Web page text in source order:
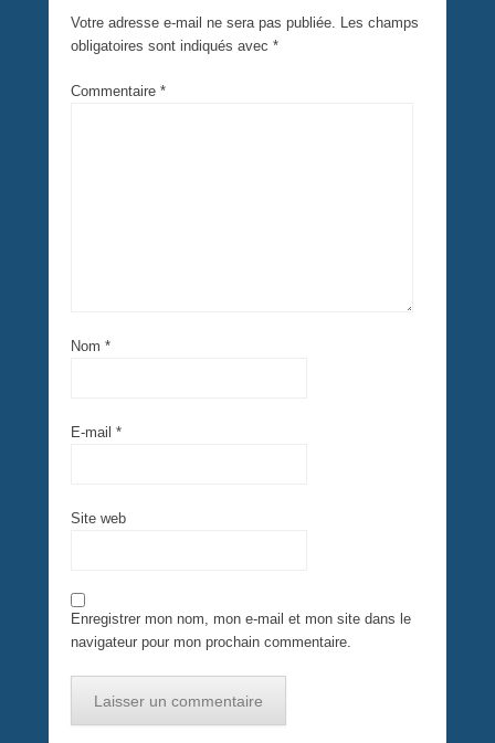
Votre adresse e-mail ne sera pas publiée.
Les champs
obligatoires sont indiqués avec *
Commentaire *
Nom *
E-mail *
Site web
Enregistrer mon nom, mon e-mail et mon site dans le
navigateur pour mon prochain commentaire.